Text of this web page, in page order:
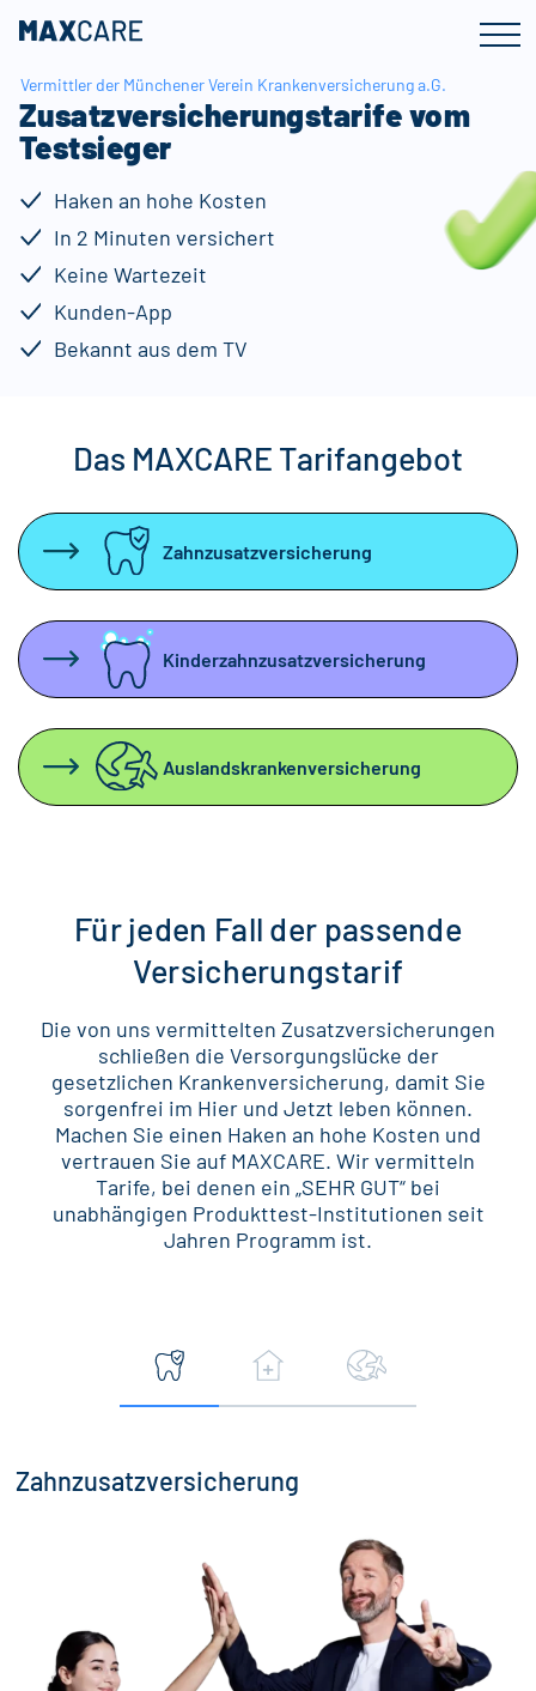
Zum
Inhalt
springen
Zur
Fußzeile
springen
Vermittler der Münchener Verein Krankenversicherung a.G.
Zusatzversicherungstarife vom
Testsieger
Haken an hohe Kosten
In 2 Minuten versichert
Keine Wartezeit
Kunden-App
Bekannt aus dem TV
Das MAXCARE Tarifangebot
Zahnzusatzversicherung
Kinderzahnzusatzversicherung
Auslandskrankenversicherung
Für jeden Fall der passende
Versicherungstarif
Die von uns vermittelten Zusatzversicherungen
schließen die Versorgungslücke der
gesetzlichen Krankenversicherung, damit Sie
sorgenfrei im Hier und Jetzt leben können.
Machen Sie einen Haken an hohe Kosten und
vertrauen Sie auf MAXCARE. Wir vermitteln
Tarife, bei denen ein „SEHR GUT“ bei
unabhängigen Produkttest-Institutionen seit
Jahren Programm ist.
Zahn­zusatz­versicherung